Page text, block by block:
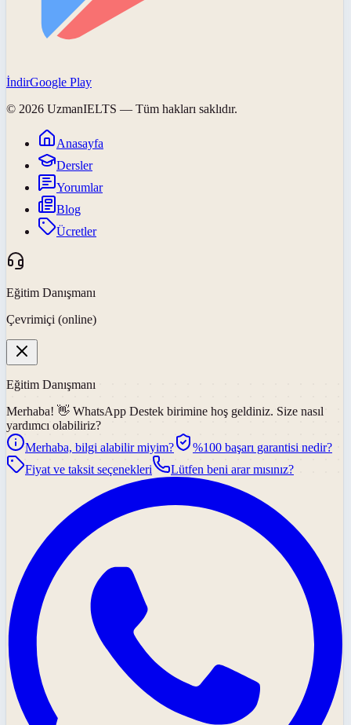
İndirGoogle Play
© 2026 UzmanIELTS — Tüm hakları saklıdır.
Anasayfa
Dersler
Yorumlar
Blog
Ücretler
Eğitim Danışmanı
Çevrimiçi (online)
Eğitim Danışmanı
Merhaba! 👋 WhatsApp Destek birimine hoş geldiniz. Size nasıl
yardımcı olabiliriz?
Merhaba, bilgi alabilir miyim?
%100 başarı garantisi nedir?
Fiyat ve taksit seçenekleri
Lütfen beni arar mısınız?